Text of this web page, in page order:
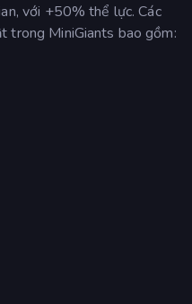
với +50% thể lực. Các
trong MiniGiants bao gồm: